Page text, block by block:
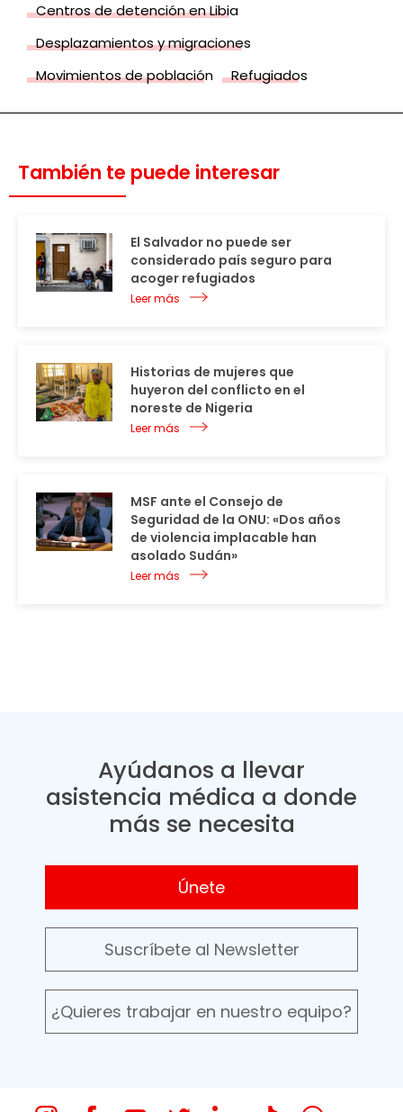
Centros de detención en Libia
Desplazamientos y migraciones
Movimientos de población
Refugiados
También te puede interesar
El Salvador no puede ser
considerado país seguro para
acoger refugiados
Leer más
Historias de mujeres que
huyeron del conflicto en el
noreste de Nigeria
Leer más
MSF ante el Consejo de
Seguridad de la ONU: «Dos años
de violencia implacable han
asolado Sudán»
Leer más
Ayúdanos a llevar
asistencia médica a donde
más se necesita
Únete
Suscríbete al Newsletter
¿Quieres trabajar en nuestro equipo?